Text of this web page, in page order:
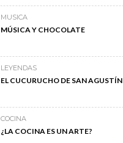
MUSICA
MÚSICA Y CHOCOLATE
LEYENDAS
EL CUCURUCHO DE SAN AGUSTÍN
COCINA
¿LA COCINA ES UN ARTE?